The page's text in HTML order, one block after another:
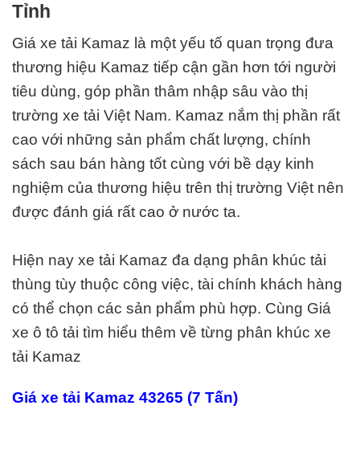
Tỉnh
Giá xe tải Kamaz là một yếu tố quan trọng đưa
thương hiệu Kamaz tiếp cận gần hơn tới người
tiêu dùng, góp phần thâm nhập sâu vào thị
trường xe tải Việt Nam. Kamaz nắm thị phần rất
cao với những sản phẩm chất lượng, chính
sách sau bán hàng tốt cùng với bề dạy kinh
nghiệm của thương hiệu trên thị trường Việt nên
được đánh giá rất cao ở nước ta.
Hiện nay xe tải Kamaz đa dạng phân khúc tải
thùng tùy thuộc công việc, tài chính khách hàng
có thể chọn các sản phẩm phù hợp. Cùng Giá
xe ô tô tải tìm hiểu thêm về từng phân khúc xe
tải Kamaz
Giá xe tải Kamaz 43265 (7 Tấn)